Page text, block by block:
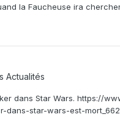
la Faucheuse ira
Actualités
dans Star Wars. https://
star-wars-est-